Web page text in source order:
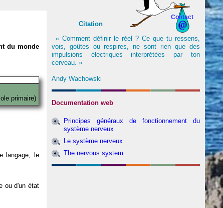
du monde
primaire)
langage, le
ou d'un état
Contact
Citation
« Comment définir le réel ? Ce que tu ressens,
vois, goûtes ou respires, ne sont rien que des
impulsions électriques interprétées par ton
cerveau. »
Andy Wachowski
Documentation web
Principes généraux de fonctionnement du
système nerveux
Le système nerveux
The nervous system